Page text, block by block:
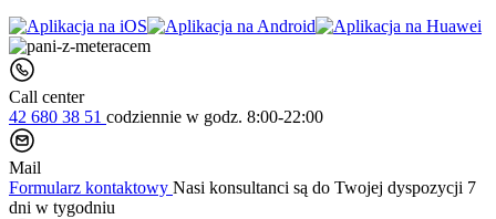
Call center
42 680 38 51 codziennie w godz. 8:00-22:00
Mail
Formularz kontaktowy Nasi konsultanci są do Twojej dyspozycji 7
dni w tygodniu